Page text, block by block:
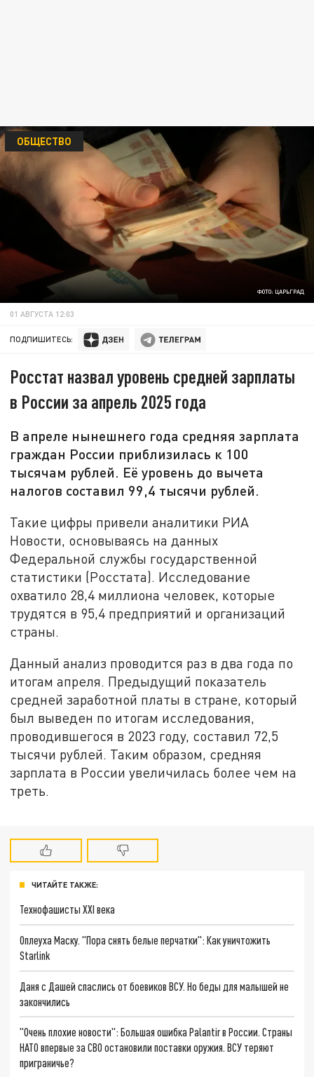
ФОТО: ЦАРЬГРАД
ОБЩЕСТВО
01 АВГУСТА 12:03
ПОДПИШИТЕСЬ:
Росстат назвал уровень средней зарплаты
в России за апрель 2025 года
В апреле нынешнего года средняя зарплата
граждан России приблизилась к 100
тысячам рублей. Её уровень до вычета
налогов составил 99,4 тысячи рублей.
Такие цифры привели аналитики РИА
Новости, основываясь на данных
Федеральной службы государственной
статистики (Росстата). Исследование
охватило 28,4 миллиона человек, которые
трудятся в 95,4 предприятий и организаций
страны.
Данный анализ проводится раз в два года по
итогам апреля. Предыдущий показатель
средней заработной платы в стране, который
был выведен по итогам исследования,
проводившегося в 2023 году, составил 72,5
тысячи рублей. Таким образом, средняя
зарплата в России увеличилась более чем на
треть.
ЧИТАЙТЕ ТАКЖЕ:
Технофашисты XXI века
Оплеуха Маску. "Пора снять белые перчатки": Как уничтожить
Starlink
Даня с Дашей спаслись от боевиков ВСУ. Но беды для малышей не
закончились
"Очень плохие новости": Большая ошибка Palantir в России. Страны
НАТО впервые за СВО остановили поставки оружия. ВСУ теряют
приграничье?